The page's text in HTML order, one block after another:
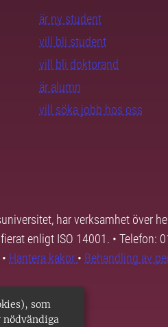
som
nödvändiga
är ny student
vill bli student
vill bli doktorand
är alumn
vill söka jobb hos oss
har verksamhet över
enligt ISO 14001. • Telefon:
• Hantera kakor • Behandling av